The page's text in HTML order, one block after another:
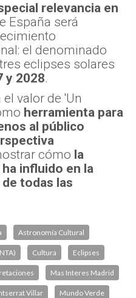
relevancia en
España será
el denominado
eclipses solares
y 2028.
valor de 'Un
herramienta para
al público
cómo la
influido en la
todas las
Astronomía Cultural
Cultura Eclipses
Mas Interes Madrid
Villar Mundo Verde